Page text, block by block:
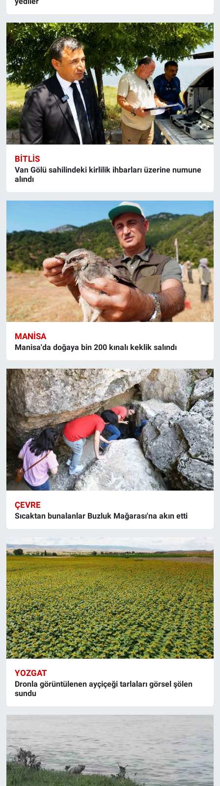
BITLIS
Van Gölü sahilindeki kirlilik ihbarları üzerine numune
alındı
MANISA
Manisa'da doğaya bin 200 kınalı keklik salındı
ÇEVRE
Sıcaktan bunalanlar Buzluk Mağarası'na akın etti
YOZGAT
Dronla görüntülenen ayçiçeği tarlaları görsel şölen
sundu